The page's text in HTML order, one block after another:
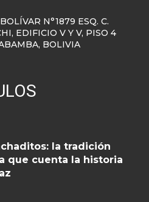
N°1879 ESQ. C.
EDIFICIO V Y V, PISO 4
BOLIVIA
la tradición
que cuenta la historia